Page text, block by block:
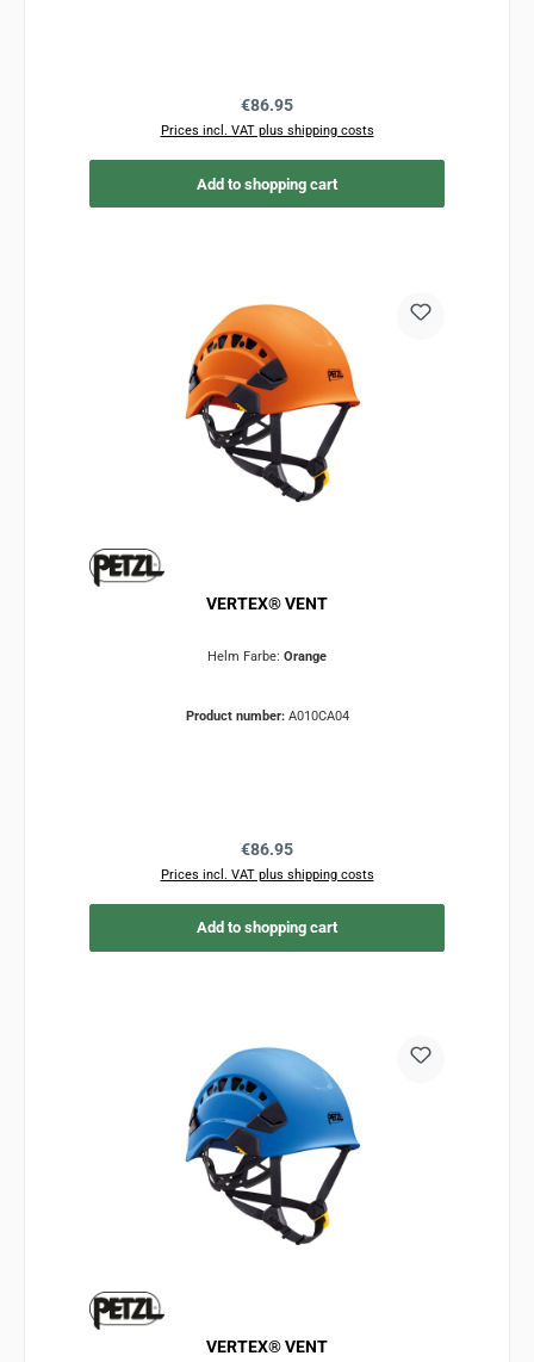
Regular price:
€86.95
Prices incl. VAT plus shipping costs
Add to shopping cart
VERTEX® VENT
Helm Farbe: Orange
Product number: A010CA04
Regular price:
€86.95
Prices incl. VAT plus shipping costs
Add to shopping cart
VERTEX® VENT